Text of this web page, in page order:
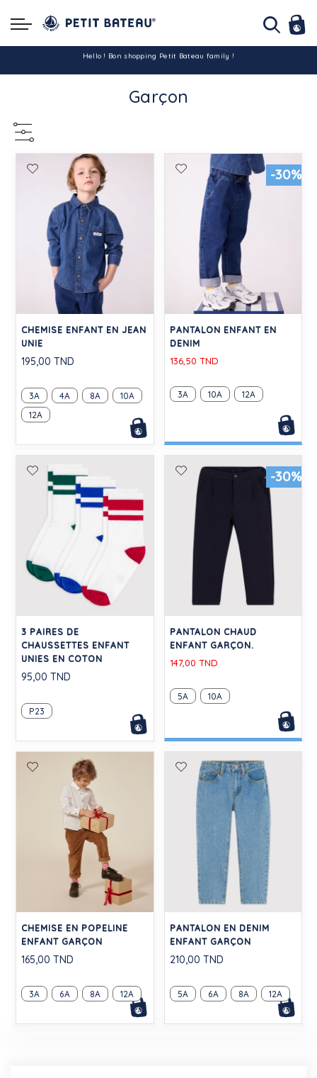
Hello ! Bon shopping Petit Bateau family !
La livraison est assurée partout en Tunisie !
Garçon
CHEMISE ENFANT EN JEAN
UNIE
195,00 TND
3A 4A 8A
10A
12A
-30%
PANTALON ENFANT EN
DENIM
136,50 TND
3A 10A 12A
3 PAIRES DE
CHAUSSETTES ENFANT
UNIES EN COTON
95,00 TND
P23
-30%
PANTALON CHAUD
ENFANT GARÇON.
147,00 TND
5A 10A
CHEMISE EN POPELINE
ENFANT GARÇON
165,00 TND
3A 6A 8A 12A
PANTALON EN DENIM
ENFANT GARÇON
210,00 TND
5A 6A 8A 12A